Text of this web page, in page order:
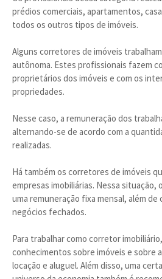
prédios comerciais, apartamentos,
todos os outros tipos de imóveis.
Alguns corretores de imóveis
autônoma. Estes profissionais fazem
proprietários dos imóveis e com os
propriedades.
Nesse caso, a remuneração dos
alternando-se de acordo com a
realizadas.
Há também os corretores de imóveis
empresas imobiliárias. Nessa situação,
uma remuneração fixa mensal, além
negócios fechados.
Para trabalhar como corretor
conhecimentos sobre imóveis e sobre
locação e aluguel. Além disso, uma